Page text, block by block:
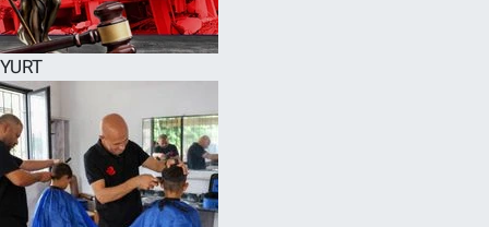
YURT